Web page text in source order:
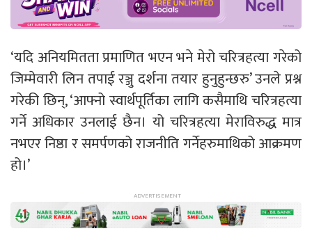
‘यदि अनियमितता प्रमाणित भएन भने मेरो चरित्रहत्या गरेको
जिम्मेवारी लिन तपाई रञ्जु दर्शना तयार हुनुहुन्छरु’ उनले प्रश्न
गरेकी छिन्, ‘आफ्नो स्वार्थपूर्तिका लागि कसैमाथि चरित्रहत्या
गर्ने अधिकार उनलाई छैन। यो चरित्रहत्या मेराविरुद्ध मात्र
नभएर निष्ठा र समर्पणको राजनीति गर्नेहरुमाथिको आक्रमण
हो।’